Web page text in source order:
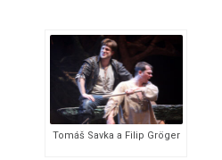
Tomáš Savka a Filip Gröger